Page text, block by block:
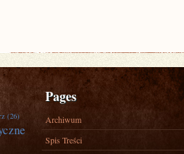
(26)
Pages
Archiwum
Spis Treści